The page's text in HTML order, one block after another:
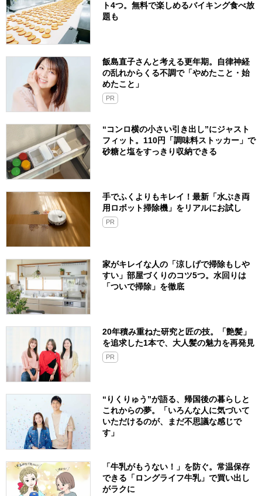
ト4つ。無料で楽しめるバイキング食べ放
題も
飯島直子さんと考える更年期。自律神経
の乱れからくる不調で「やめたこと・始
めたこと」
PR
“コンロ横の小さい引き出し”にジャスト
フィット。110円「調味料ストッカー」で
砂糖と塩をすっきり収納できる
手でふくよりもキレイ！最新「水ぶき両
用ロボット掃除機」をリアルにお試し
PR
家がキレイな人の「涼しげで掃除もしや
すい」部屋づくりのコツ5つ。水回りは
「ついで掃除」を徹底
20年積み重ねた研究と匠の技。「艶髪」
を追求した1本で、大人髪の魅力を再発見
PR
“りくりゅう”が語る、帰国後の暮らしと
これからの夢。「いろんな人に気づいて
いただけるのが、まだ不思議な感じで
す」
「牛乳がもうない！」を防ぐ。常温保存
できる「ロングライフ牛乳」で買い出し
がラクに